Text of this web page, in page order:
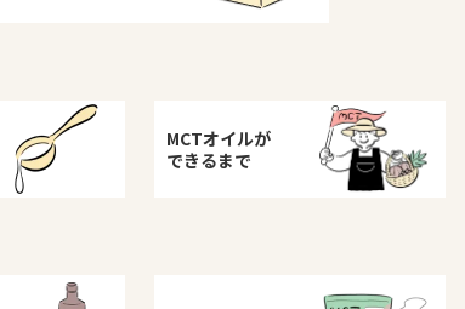
MCTオイルが
できるまで